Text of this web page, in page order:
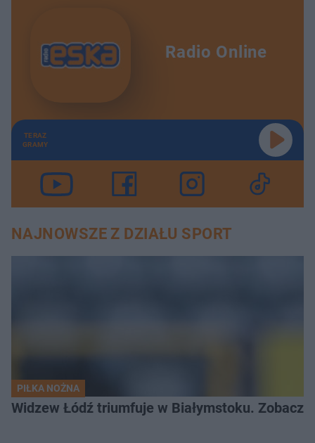
Radio Online
TERAZ
GRAMY
NAJNOWSZE Z DZIAŁU SPORT
PIŁKA NOŻNA
Widzew Łódź triumfuje w Białymstoku. Zobacz